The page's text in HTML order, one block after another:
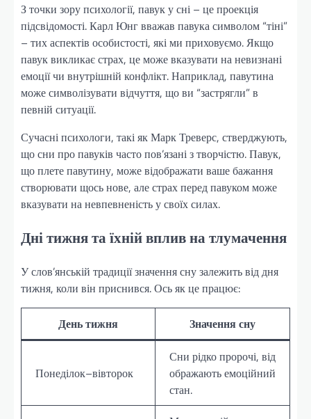
З точки зору психології, павук у сні – це проекція
підсвідомості. Карл Юнг вважав павука символом “тіні”
– тих аспектів особистості, які ми приховуємо. Якщо
павук викликає страх, це може вказувати на невизнані
емоції чи внутрішній конфлікт. Наприклад, павутина
може символізувати відчуття, що ви “застрягли” в
певній ситуації.
Сучасні психологи, такі як Марк Треверс, стверджують,
що сни про павуків часто пов’язані з творчістю. Павук,
що плете павутину, може відображати ваше бажання
створювати щось нове, але страх перед павуком може
вказувати на невпевненість у своїх силах.
Дні тижня та їхній вплив на тлумачення
У слов’янській традиції значення сну залежить від дня
тижня, коли він приснився. Ось як це працює:
День тижня Значення сну
Понеділок–вівторок
Сни рідко пророчі, від
ображають емоційний
стан.